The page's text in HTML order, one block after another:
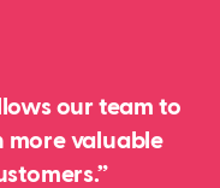
our team to
more valuable